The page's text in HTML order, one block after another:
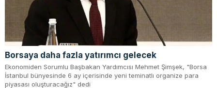
Borsaya daha fazla yatırımcı gelecek
Ekonomiden Sorumlu Başbakan Yardımcısı Mehmet Şimşek, "Borsa
İstanbul bünyesinde 6 ay içerisinde yeni teminatlı organize para
piyasası oluşturacağız" dedi